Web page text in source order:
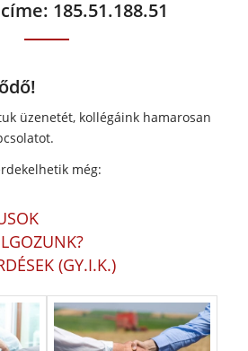
185.51.188.51
üzenetét, kollégáink hamarosan
még:
(GY.I.K.)